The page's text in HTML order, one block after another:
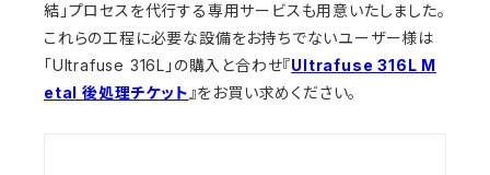
結」プロセスを代行する専用サービスも用意いたしました。
これらの工程に必要な設備をお持ちでないユーザー様は
「Ultrafuse 316L」の購入と合わせ『Ultrafuse 316L M
etal 後処理チケット 』をお買い求めください。